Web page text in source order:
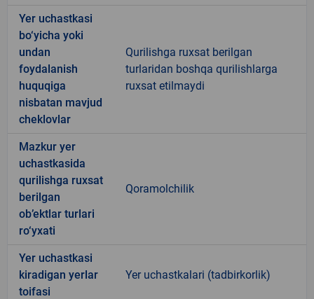
Yer uchastkasi
bo‘yicha yoki
undan
foydalanish
huquqiga
nisbatan mavjud
cheklovlar
Qurilishga ruxsat berilgan
turlaridan boshqa qurilishlarga
ruxsat etilmaydi
Mazkur yer
uchastkasida
qurilishga ruxsat
berilgan
ob’ektlar turlari
ro‘yxati
Qoramolchilik
Yer uchastkasi
kiradigan yerlar
toifasi
Yer uchastkalari (tadbirkorlik)